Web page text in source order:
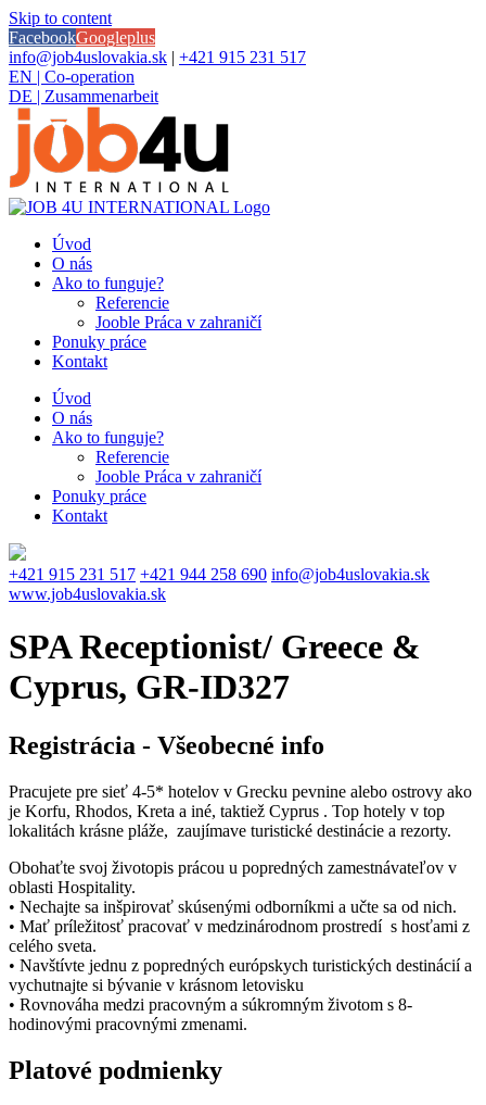
Skip to content
FacebookGoogleplus
info@job4uslovakia.sk | +421 915 231 517
EN | Co-operation
DE | Zusammenarbeit
Úvod
O nás
Ako to funguje?
Referencie
Jooble Práca v zahraničí
Ponuky práce
Kontakt
Úvod
O nás
Ako to funguje?
Referencie
Jooble Práca v zahraničí
Ponuky práce
Kontakt
+421 915 231 517 +421 944 258 690 info@job4uslovakia.sk
www.job4uslovakia.sk
SPA Receptionist/ Greece &
Cyprus, GR-ID327
Registrácia - Všeobecné info
Pracujete pre sieť 4-5* hotelov v Grecku pevnine alebo ostrovy ako
je Korfu, Rhodos, Kreta a iné, taktiež Cyprus . Top hotely v top
lokalitách krásne pláže, zaujímave turistické destinácie a rezorty.
Obohaťte svoj životopis prácou u popredných zamestnávateľov v
oblasti Hospitality.
• Nechajte sa inšpirovať skúsenými odborníkmi a učte sa od nich.
• Mať príležitosť pracovať v medzinárodnom prostredí s hosťami z
celého sveta.
• Navštívte jednu z popredných európskych turistických destinácií a
vychutnajte si bývanie v krásnom letovisku
• Rovnováha medzi pracovným a súkromným životom s 8-
hodinovými pracovnými zmenami.
Platové podmienky